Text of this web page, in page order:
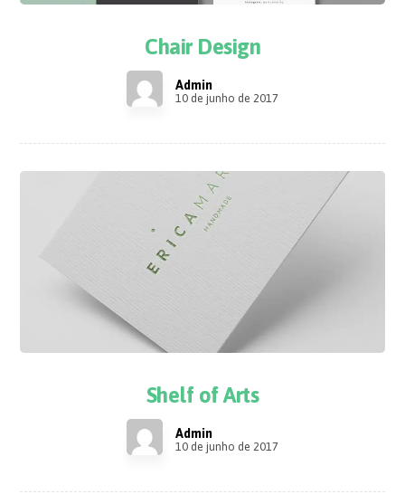
Chair Design
Admin
10 de junho de 2017
Shelf of Arts
Admin
10 de junho de 2017